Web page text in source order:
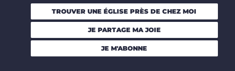
TROUVER UNE ÉGLISE PRÈS DE CHEZ MOI
JE PARTAGE MA JOIE
JE M'ABONNE